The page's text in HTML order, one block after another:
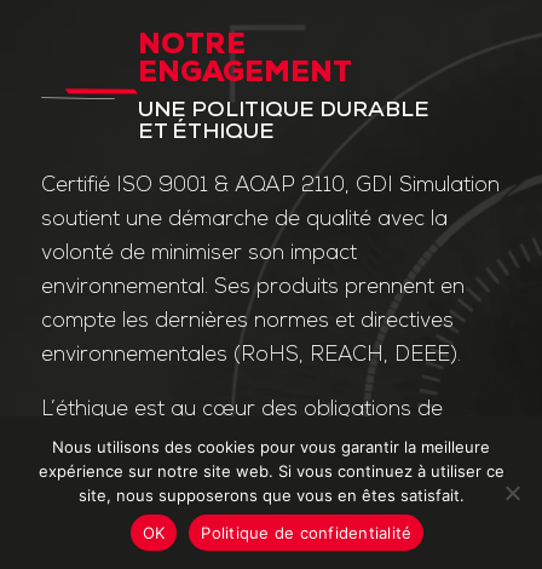
NOTRE
ENGAGEMENT
UNE POLITIQUE DURABLE
ET ÉTHIQUE
Certifié ISO 9001 & AQAP 2110, GDI Simulation
soutient une démarche de qualité avec la
volonté de minimiser son impact
environnemental. Ses produits prennent en
compte les dernières normes et directives
environnementales (RoHS, REACH, DEEE).
L’éthique est au cœur des obligations de
l’entreprise et de ses valeurs. Nos affaires
sont conduites dans le strict respect des
différentes lois applicables dans le domaine
de la lutte contre la corruption et le trafic
Nous utilisons des cookies pour vous garantir la meilleure
expérience sur notre site web. Si vous continuez à utiliser ce
site, nous supposerons que vous en êtes satisfait.
OK
Politique de confidentialité